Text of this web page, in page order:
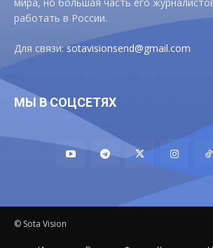
мира, но большая часть его
работать в России.
Для связи:sotavisionsend@gmail.com
МЫ В СОЦСЕТЯХ
© Sota Vision